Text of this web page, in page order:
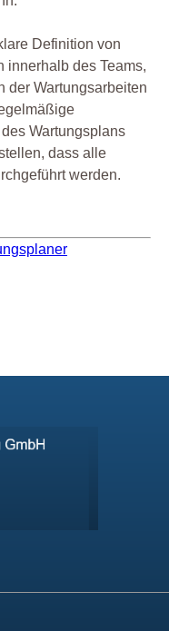
Definition von
innerhalb des Teams,
der Wartungsarbeiten
Wartungsplans
dass alle
werden.